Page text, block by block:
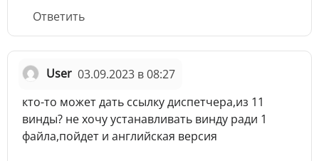
Ответить
User 03.09.2023 в 08:27
кто-то может дать ссылку диспетчера,из 11
винды? не хочу устанавливать винду ради 1
файла,пойдет и английская версия